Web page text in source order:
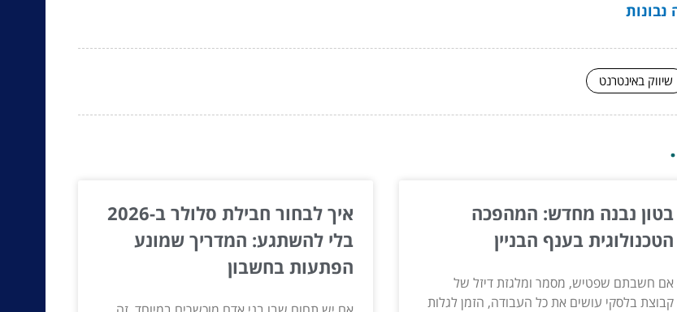
שיווק באינטרנט
בטון נבנה מחדש: המהפכה
הטכנולוגית בענף הבניין
אם חשבתם שפטיש, מסמר ומלגזת דיזל של
קבוצת בלסקי עושים את כל העבודה, הזמן לגלות
איך לבחור חבילת סלולר ב-2026
בלי להשתגע: המדריך שמונע
הפתעות בחשבון